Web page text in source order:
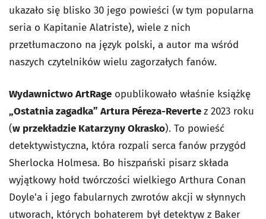
ukazało się blisko 30 jego powieści (w tym popularna
seria o Kapitanie Alatriste), wiele z nich
przetłumaczono na język polski, a autor ma wśród
naszych czytelników wielu zagorzałych fanów.
Wydawnictwo ArtRage opublikowało właśnie książkę
„Ostatnia zagadka” Artura Péreza-Revertez 2023 roku
(w przekładzie Katarzyny Okrasko). To powieść
detektywistyczna, która rozpali serca fanów przygód
Sherlocka Holmesa. Bo hiszpański pisarz składa
wyjątkowy hołd twórczości wielkiego Arthura Conan
Doyle'a i jego fabularnych zwrotów akcji w słynnych
utworach, których bohaterem był detektyw z Baker